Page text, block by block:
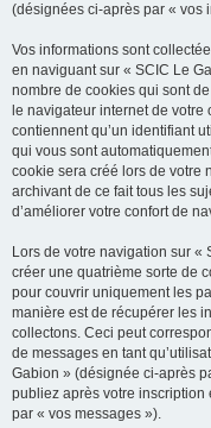
(désignées ci-après par « vos
Vos informations sont
en naviguant sur « SCIC Le
nombre de cookies qui sont
le navigateur internet de
contiennent qu’un identifiant
qui vous sont
cookie sera créé lors de votre
archivant de ce fait tous les
d’améliorer votre confort de
Lors de votre navigation sur
créer une quatrième sorte de
pour couvrir uniquement les
manière est de récupérer les
collectons. Ceci peut
de messages en tant
Gabion » (désignée ci-après
publiez après votre
par « vos messages »).